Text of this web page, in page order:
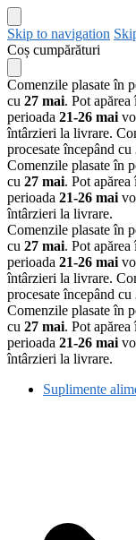
Skip to navigation
Coș cumpărături
Comenzile plasate în
cu 27 mai. Pot
perioada 21-26 mai
întârzieri la livrare.
procesate începând cu
Comenzile plasate în
cu 27 mai. Pot
perioada 21-26 mai
întârzieri la livrare.
Comenzile plasate în
cu 27 mai. Pot
perioada 21-26 mai
întârzieri la livrare.
procesate începând cu
Comenzile plasate în
cu 27 mai. Pot
perioada 21-26 mai
întârzieri la livrare.
Suplimente